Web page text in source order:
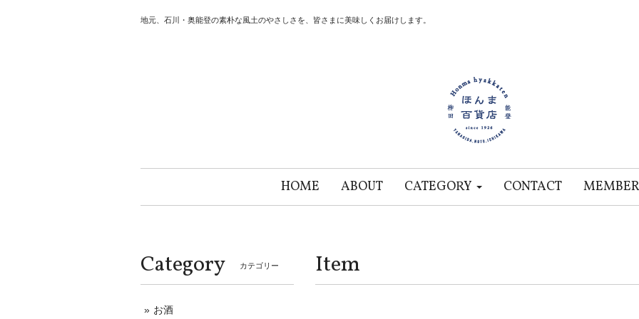
地元、石川・奥能登の素朴な風土のやさしさを、皆さまに美味しくお届けします。
HOME ABOUT CATEGORY CONTACT
Item
Category カテゴリー
お酒